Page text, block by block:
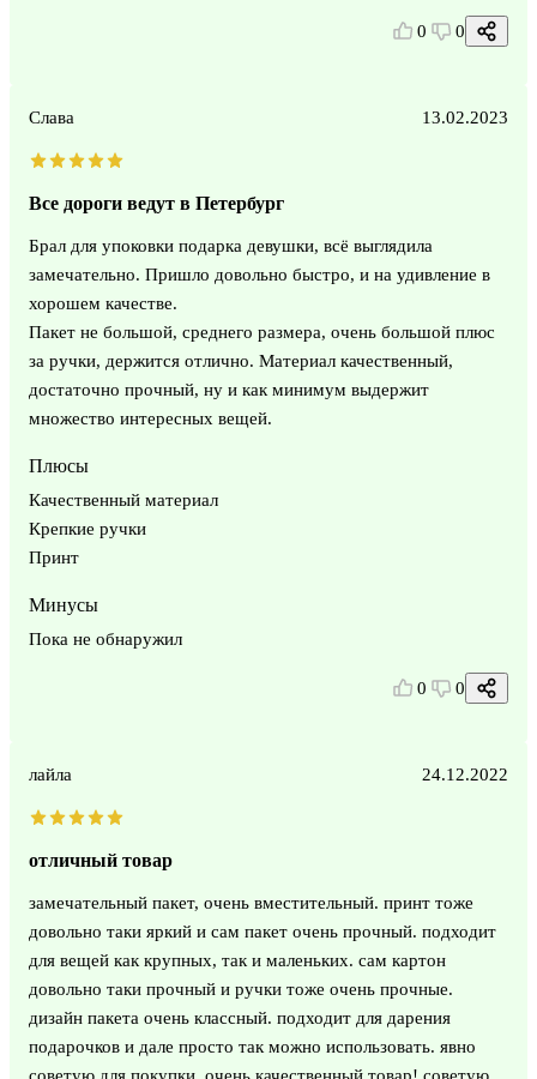
0 0
Слава 13.02.2023
Все дороги ведут в Петербург
Брал для упоковки подарка девушки, всё выглядила
замечательно. Пришло довольно быстро, и на удивление в
хорошем качестве.
Пакет не большой, среднего размера, очень большой плюс
за ручки, держится отлично. Материал качественный,
достаточно прочный, ну и как минимум выдержит
множество интересных вещей.
Плюсы
Качественный материал
Крепкие ручки
Принт
Минусы
Пока не обнаружил
0 0
лайла 24.12.2022
отличный товар
замечательный пакет, очень вместительный. принт тоже
довольно таки яркий и сам пакет очень прочный. подходит
для вещей как крупных, так и маленьких. сам картон
довольно таки прочный и ручки тоже очень прочные.
дизайн пакета очень классный. подходит для дарения
подарочков и дале просто так можно использовать. явно
советую для покупки, очень качественный товар! советую